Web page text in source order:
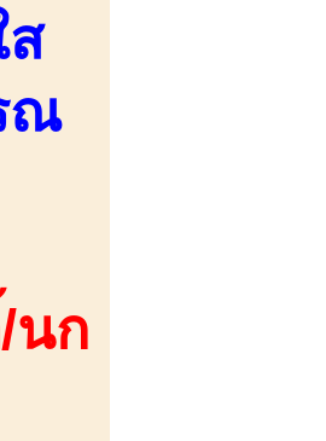
ณ
นก